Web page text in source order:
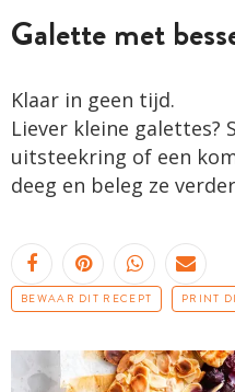
Galette met
Klaar in geen tijd.
Liever kleine galettes?
uitsteekring of een
deeg en beleg ze
BEWAAR DIT RECEPT PRINT